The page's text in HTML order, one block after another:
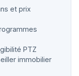
et prix
PTZ
immobilier